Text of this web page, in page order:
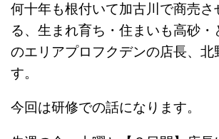
何十年も根付いて加古川で商売さ
る、生まれ育ち・住まいも高砂・
のエリアプロフクデンの店長、北
す。
今回は研修での話になります。